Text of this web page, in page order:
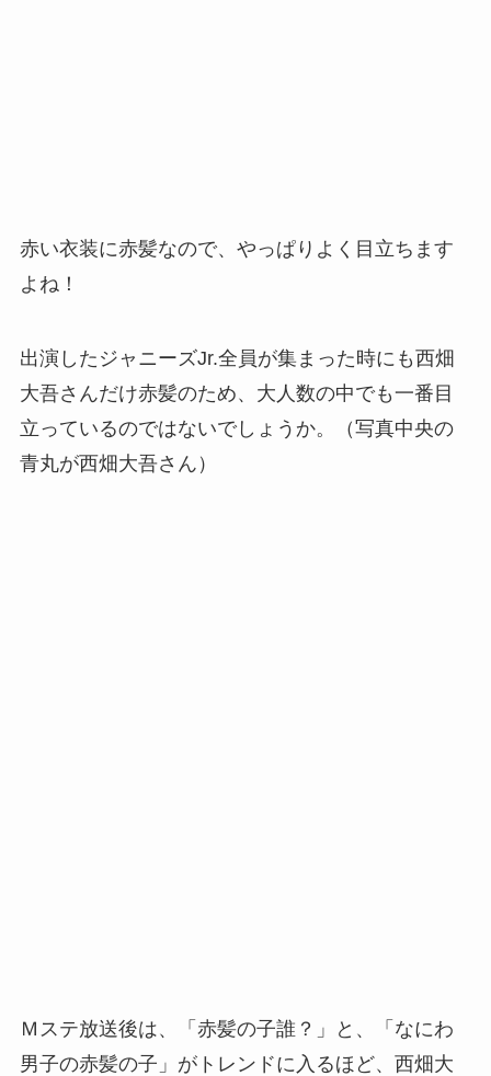
赤い衣装に赤髪なので、やっぱりよく目立ちます
よね！
出演したジャニーズJr.全員が集まった時にも西畑
大吾さんだけ赤髪のため、大人数の中でも一番目
立っているのではないでしょうか。（写真中央の
青丸が西畑大吾さん）
Ｍステ放送後は、
「赤髪の子誰？」と、「なにわ
男子の赤髪の子」がトレンドに入るほど、西畑大